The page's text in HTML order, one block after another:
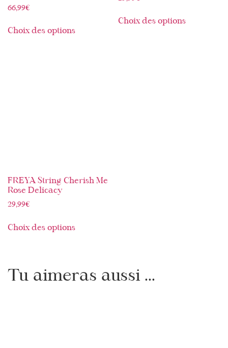
66,99€
Choix des options
Choix des options
FREYA String Cherish Me
Rose Delicacy
29,99€
Choix des options
Tu aimeras aussi ...